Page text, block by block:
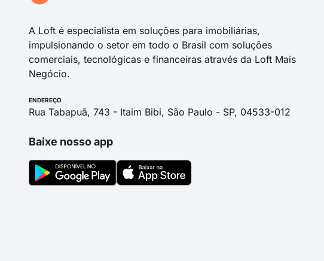
A Loft é especialista em soluções para imobiliárias,
impulsionando o setor em todo o Brasil com soluções
comerciais, tecnológicas e financeiras através da Loft Mais
Negócio.
ENDEREÇO
Rua Tabapuã, 743 - Itaim Bibi, São Paulo - SP, 04533-012
Baixe nosso app